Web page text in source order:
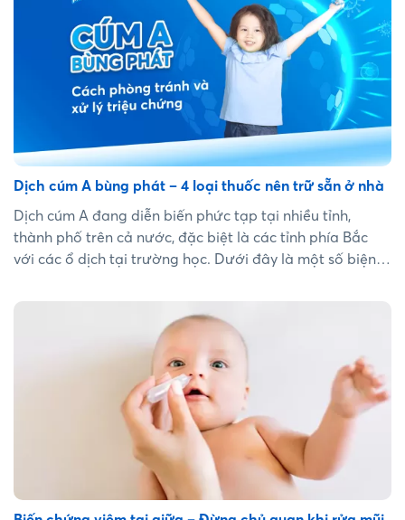
chuyên gia giúp đảm bảo an toàn và hiệu quả sử
Dịch cúm A bùng phát – 4 loại thuốc nên trữ sẵn ở nhà
Dịch cúm A đang diễn biến phức tạp tại nhiều tỉnh,
thành phố trên cả nước, đặc biệt là các tỉnh phía Bắc
với các ổ dịch tại trường học. Dưới đây là một số biện
bệnh từ chuyên gia mũi xoang....